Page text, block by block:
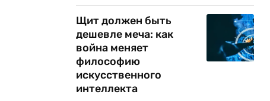
Щит должен быть
дешевле меча: как
война меняет
философию
искусственного
интеллекта